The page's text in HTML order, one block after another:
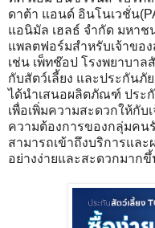
ดาต้า แอนด์ อินโนเวชั่น
แอนิมัล เฮลธ์ จำกัด มหาช
แพลตฟอร์มสำหรับเจ้าของ
เช่น เพ็ทช๊อป โรงพยาบา
กับสัตว์เลี้ยง และประกันภั
ได้นำเสนอผลิตภัณฑ์ ประกั
เพื่อเพิ่มความสะดวกให้กับ
ความต้องการของกลุ่มคน
สามารถเข้าถึงบริการแล
อย่างง่ายและสะดวกมาก